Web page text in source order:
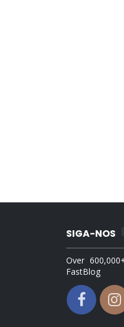
SIGA-NOS
Over
FastBlog